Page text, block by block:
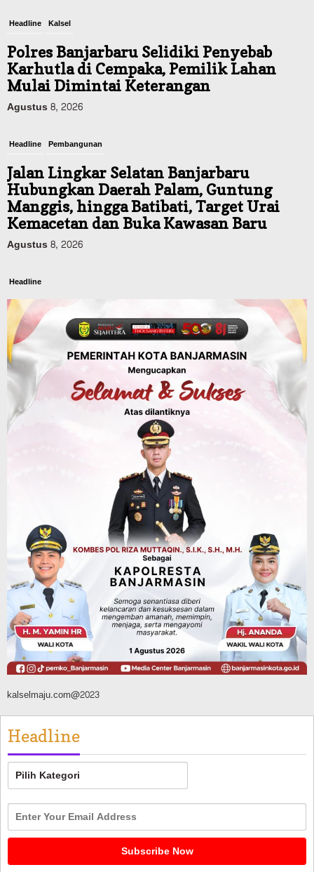
Headline Kalsel
Polres Banjarbaru Selidiki Penyebab
Karhutla di Cempaka, Pemilik Lahan
Mulai Dimintai Keterangan
Agustus 8, 2026
Headline Pembangunan
Jalan Lingkar Selatan Banjarbaru
Hubungkan Daerah Palam, Guntung
Manggis, hingga Batibati, Target Urai
Kemacetan dan Buka Kawasan Baru
Agustus 8, 2026
Headline
Panaskan Kembali Arena Panjat Tebing,
FPTI Banjarmasin Siapkan Sirkuit se-
Kalsel
Agustus 8, 2026
Sosial & Keagamaan
Hari Pramuka ke-65, Kwarcab
Banjarmasin Ziarah ke Makam Pangeran
Antasari dan Gelar Ulang Janji
Advertorial Dinas Kehutanan Kalsel
Api Sempat Berkobar, Karhutla di
Tahura Sultan Adam Berhasil
Dikendalikan
Agustus 8, 2026
kalselmaju.com@2023
Headline
Headline